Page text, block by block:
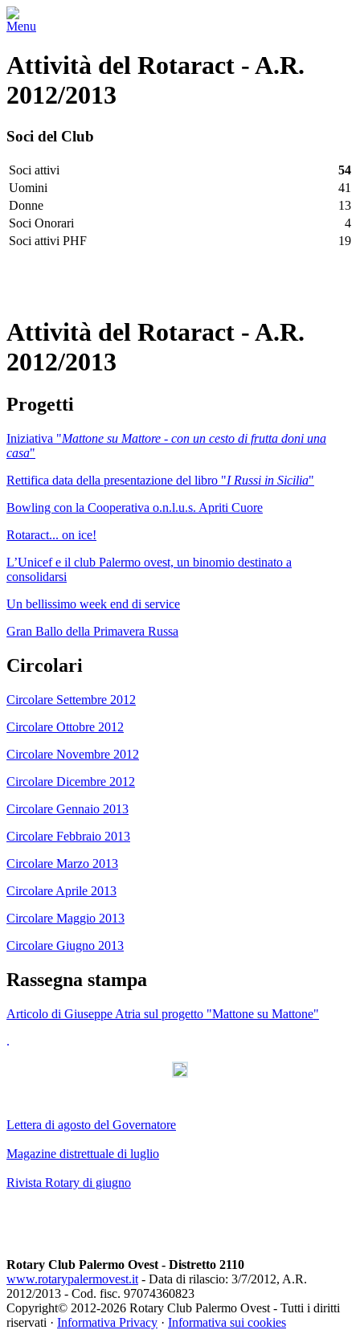
Menu
Attività del Rotaract - A.R.
2012/2013
Soci del Club
Soci attivi
54
Uomini
41
Donne
13
Soci Onorari
4
Soci attivi PHF
19
Attività del Rotaract - A.R.
2012/2013
Progetti
Iniziativa "Mattone su Mattore - con un cesto di frutta doni una
casa"
Rettifica data della presentazione del libro "I Russi in Sicilia"
Bowling con la Cooperativa o.n.l.u.s. Apriti Cuore
Rotaract... on ice!
L’Unicef e il club Palermo ovest, un binomio destinato a
consolidarsi
Un bellissimo week end di service
Gran Ballo della Primavera Russa
Circolari
Circolare Settembre 2012
Circolare Ottobre 2012
Circolare Novembre 2012
Circolare Dicembre 2012
Circolare Gennaio 2013
Circolare Febbraio 2013
Circolare Marzo 2013
Circolare Aprile 2013
Circolare Maggio 2013
Circolare Giugno 2013
Rassegna stampa
Articolo di Giuseppe Atria sul progetto "Mattone su Mattone"
.
Lettera di agosto del Governatore
Magazine distrettuale di luglio
Rivista Rotary di giugno
Rotary Club Palermo Ovest - Distretto 2110
www.rotarypalermovest.it - Data di rilascio: 3/7/2012, A.R.
2012/2013 - Cod. fisc. 97074360823
Copyright© 2012-2026 Rotary Club Palermo Ovest - Tutti i diritti
riservati · Informativa Privacy · Informativa sui cookies